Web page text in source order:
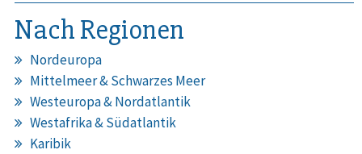
Nach Regionen
Nordeuropa
Mittelmeer & Schwarzes Meer
Westeuropa & Nordatlantik
Westafrika & Südatlantik
Karibik